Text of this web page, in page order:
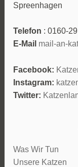
Spreenhagen
Telefon : 0160-
E-Mail mail-an-
Facebook:
Instagram:
Twitter:
Was Wir Tun
Unsere Katzen